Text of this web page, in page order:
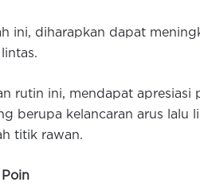
ini, diharapkan dapat
rutin ini, mendapat apresiasi
berupa kelancaran arus lalu
titik rawan.